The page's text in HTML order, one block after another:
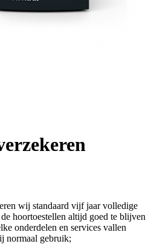
wij standaard vijf jaar volledige
hoortoestellen altijd goed te blijven
onderdelen en services vallen
normaal gebruik;